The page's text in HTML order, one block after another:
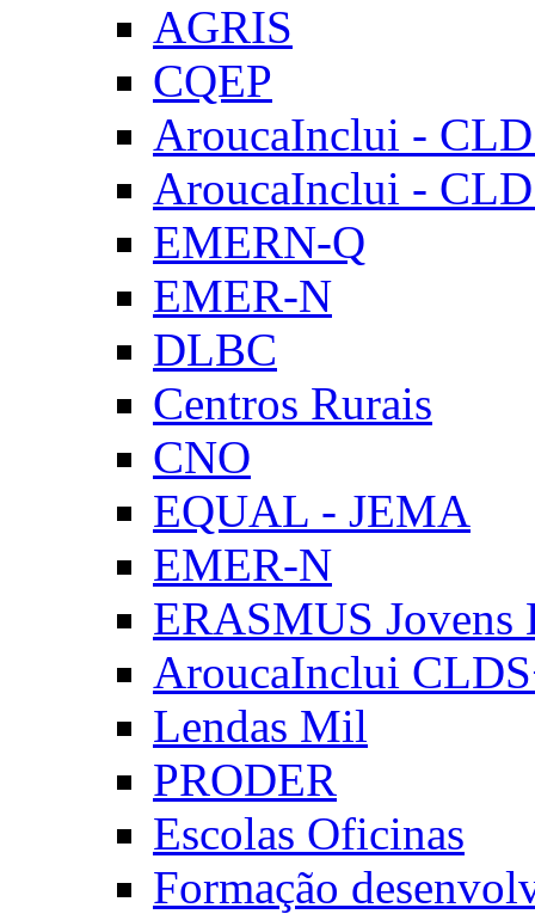
AGRIS
CQEP
AroucaInclui -
AroucaInclui -
EMERN-Q
EMER-N
DLBC
Centros Rurais
CNO
EQUAL - JEMA
EMER-N
ERASMUS Jovens
AroucaInclui
Lendas Mil
PRODER
Escolas Oficinas
Formação